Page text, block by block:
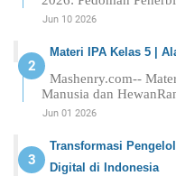
Jun 10 2026
Materi IPA Kelas 5 |
Mashenry.com--
Manusia dan
Jun 01 2026
Transformasi
Digital di Indonesia